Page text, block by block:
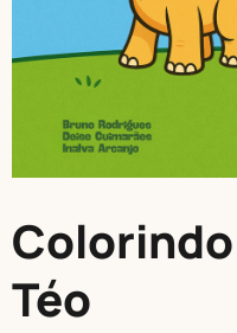
Téo